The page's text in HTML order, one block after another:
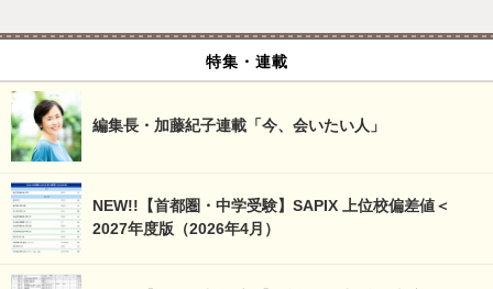
特集・連載
編集長・加藤紀子連載「今、会いたい人」
NEW!!【首都圏・中学受験】SAPIX 上位校偏差値＜
2027年度版（2026年4月）